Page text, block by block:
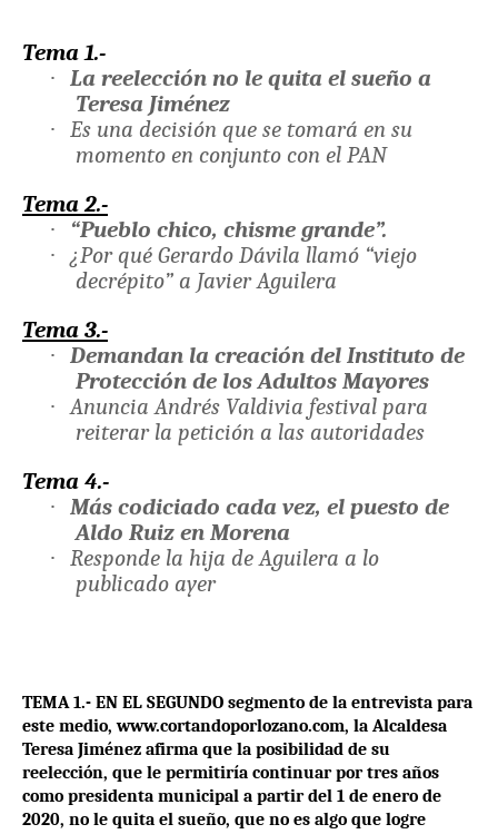
Tema 1.-
· La reelección no le quita el sueño a
Teresa Jiménez
· Es una decisión que se tomará en su
momento en conjunto con el PAN
Tema 2.-
·
“Pueblo chico, chisme grande”.
· ¿Por qué Gerardo Dávila llamó “viejo
decrépito” a Javier Aguilera
Tema 3.-
· Demandan la creación del Instituto de
Protección de los Adultos Mayores
· Anuncia Andrés Valdivia festival para
reiterar la petición a las autoridades
Tema 4.-
· Más codiciado cada vez, el puesto de
Aldo Ruiz en Morena
· Responde la hija de Aguilera a lo
publicado ayer
TEMA 1.- EN EL SEGUNDO segmento de la entrevista para
este medio,www.cortandoporlozano.com, la Alcaldesa
Teresa Jiménez afirma que la posibilidad de su
reelección, que le permitiría continuar por tres años
como presidenta municipal a partir del 1 de enero de
2020, no le quita el sueño, que no es algo que logre